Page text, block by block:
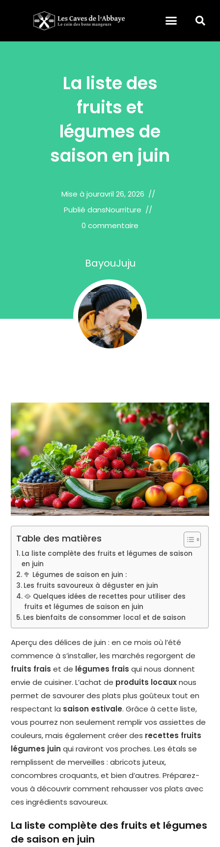
La liste des
fruits et
légumes de
saison en juin
Mise à jouravril 26, 2026
Publié dansNourriture
0 commentaire
BayouJuju
Table des matières
La liste complète des fruits et légumes de saison
en juin
🥦 Légumes de saison en juin :
Les fruits savoureux à déguster en juin
🥘 Quelques idées de recettes pour utiliser des
fruits et légumes de saison en juin
Les bienfaits de consommer local et de saison
Aperçu des délices de juin : en ce mois où l’été
commence à s’installer, les marchés regorgent de
fruits frais et de légumes frais qui nous donnent
envie de cuisiner. L’achat de produits locauxnous
permet de savourer des plats plus goûteux tout en
respectant la saison estivale. Grâce à cette liste,
vous pourrez non seulement remplir vos assiettes de
couleurs, mais également créer des recettes fruits
légumes juin qui raviront vos proches. Les étals se
remplissent de merveilles : abricots juteux,
concombres croquants, et bien d’autres. Préparez-
vous à découvrir comment rehausser vos plats avec
ces ingrédients savoureux.
La liste complète des fruits et légumes
de saison en juin